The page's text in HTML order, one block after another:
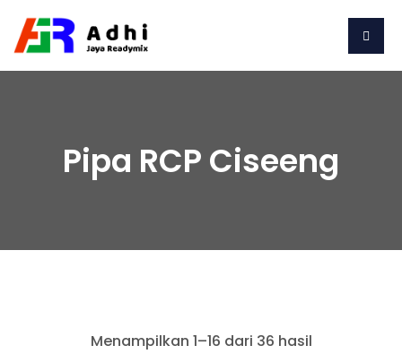
Pipa RCP Ciseeng
Menampilkan 1–16 dari 36 hasil